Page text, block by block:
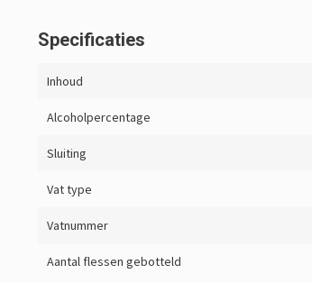
Specificaties
Inhoud
Alcoholpercentage
Sluiting
Vat type
Vatnummer
Aantal flessen gebotteld